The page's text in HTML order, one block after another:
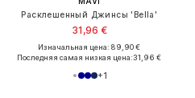
Расклешенный Джинсы 'Bella'
31,96 €
Изначальная цена: 89,90 €
Последняя самая низкая цена:31,96 €
+1